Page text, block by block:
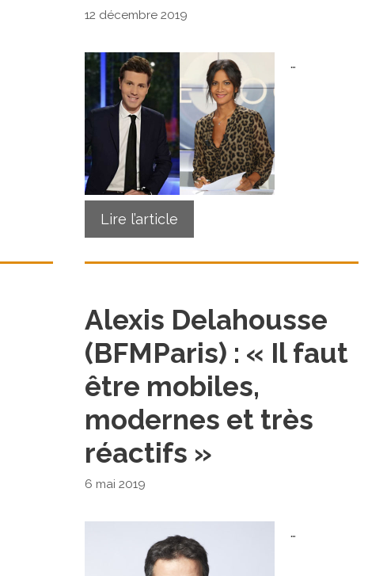
12 décembre 2019
…
Lire l’article
Alexis Delahousse
(BFMParis) : « Il faut
être mobiles,
modernes et très
réactifs »
6 mai 2019
…